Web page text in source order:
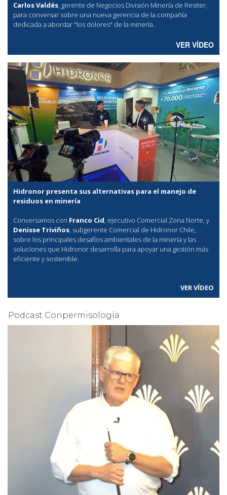
Carlos Valdés, gerente de Negocios División Minería de Resiter,
para conversar sobre una nueva gerencia de la compañía
dedicada a abordar "los dolores" de la minería.
VER VÍDEO
Hidronor presenta sus alternativas para el manejo de
residuos en minería
Conversamos con Franco Cid, ejecutivo Comercial Zona Norte, y
Denisse Triviños, subgerente Comercial de Hidronor Chile,
sobre los principales desafíos ambientales de la minería y las
soluciones que Hidronor desarrolla para apoyar una gestión más
eficiente y sostenible.
VER VÍDEO
Podcast Conpermisología